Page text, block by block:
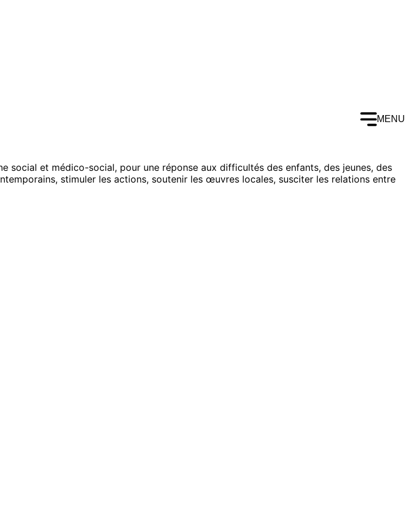
MENU
social et médico-social, pour une réponse aux difficultés des enfants, des jeunes, des
stimuler les actions, soutenir les œuvres locales, susciter les relations entre